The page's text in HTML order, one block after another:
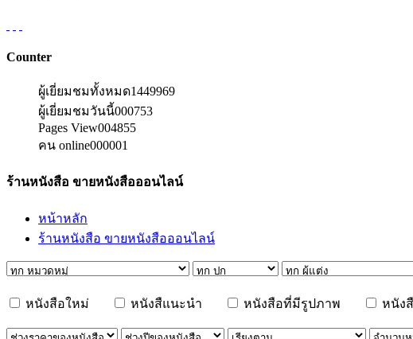
Counter
ผู้เยี่ยมชมทั้งหมด1449969
ผู้เยี่ยมชมวันนี้000753
Pages View004855
คน online000001
ร้านหนังสือ ขายหนังสือออนไลน์
หน้าหลัก
ร้านหนังสือ ขายหนังสือออนไลน์
หนังสือใหม่ หนังสืแนะนำ หนังสือที่มีรูปภาพ หนัง